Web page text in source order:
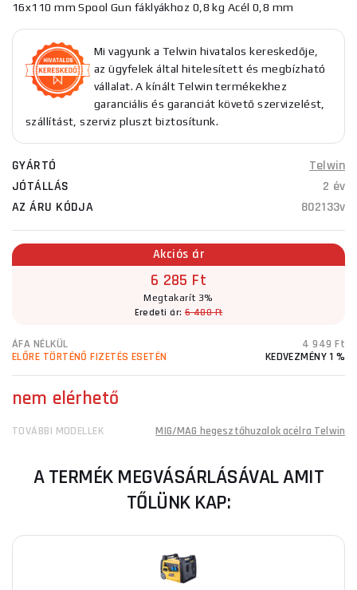
16x110 mm Spool Gun fáklyákhoz 0,8 kg Acél 0,8 mm
Mi vagyunk a Telwin hivatalos kereskedője,
az ügyfelek által hitelesített és megbízható
vállalat. A kínált Telwin termékekhez
garanciális és garanciát követő szervizelést,
szállítást, szerviz pluszt biztosítunk.
GYÁRTÓ
Telwin
JÓTÁLLÁS
2 év
AZ ÁRU KÓDJA
802133v
Akciós ár
6 285 Ft
Megtakarít 3%
Eredeti ár:6 480 Ft
ÁFA NÉLKÜL
4 949 Ft
ELŐRE TÖRTÉNŐ FIZETÉS ESETÉN
KEDVEZMÉNY 1 %
nem elérhető
TOVÁBBI MODELLEK MIG/MAG hegesztőhuzalok acélra Telwin
A TERMÉK MEGVÁSÁRLÁSÁVAL AMIT
TŐLÜNK KAP: